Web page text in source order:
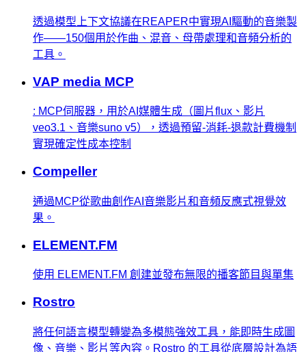
透過模型上下文協議在REAPER中實現AI驅動的音樂製
作——150個用於作曲、混音、母帶處理和音頻分析的
工具。
VAP media MCP
: MCP伺服器，用於AI媒體生成（圖片flux、影片
veo3.1、音樂suno v5），透過預留-消耗-退款計費機制
實現確定性成本控制
Compeller
通過MCP從歌曲創作AI音樂影片和音頻反應式視覺效
果。
ELEMENT.FM
使用 ELEMENT.FM 創建並發布無限的播客節目與單集
Rostro
將任何語言模型轉變為多模態強效工具，能即時生成圖
像、音樂、影片等內容。Rostro 的工具從底層設計為語